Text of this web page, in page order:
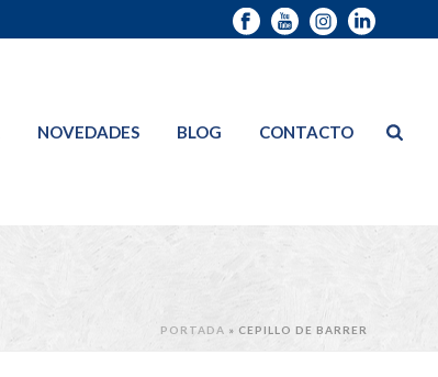
NOVEDADES BLOG CONTACTO
PORTADA » CEPILLO DE BARRER